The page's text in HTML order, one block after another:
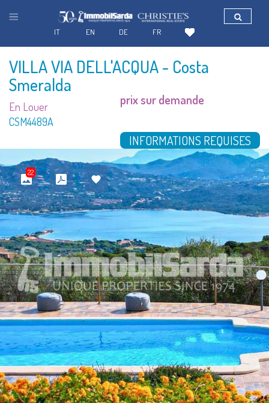
VILLA VIA DELL'ACQUA- Costa
Smeralda
En Louer
CSM4489A
prix sur demande
INFORMATIONS REQUISES
22
FR
DE
EN
IT